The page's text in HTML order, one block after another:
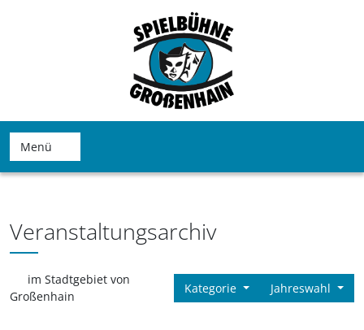
Menü
Veranstaltungsarchiv
im Stadtgebiet von
Großenhain
Kategorie Jahreswahl